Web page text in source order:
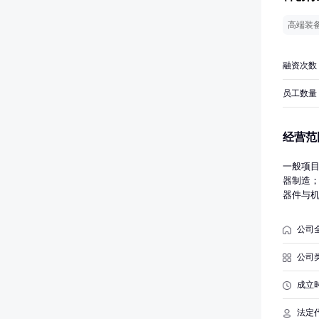
高端装
融资次数
员工数量
经营
一般项
器制造
器件与
制造（
息系统
网技术
技术服
术推广
主开展
公司
公司
成立
法定